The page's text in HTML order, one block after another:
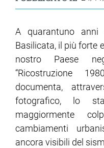
A quarantuno anni
Basilicata, il più forte
nostro Paese
“Ricostruzione
documenta,
fotografico, lo
maggiormente
cambiamenti
ancora visibili del